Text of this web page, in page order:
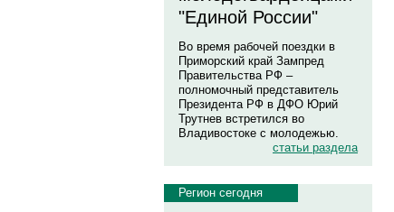
"Единой России"
Во время рабочей поездки в
Приморский край Зампред
Правительства РФ –
полномочный представитель
Президента РФ в ДФО Юрий
Трутнев встретился во
Владивостоке с молодежью.
статьи раздела
Регион сегодня